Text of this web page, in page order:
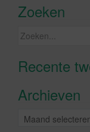
Zoeken
Zoeken
Recente
Archieven
Archieven